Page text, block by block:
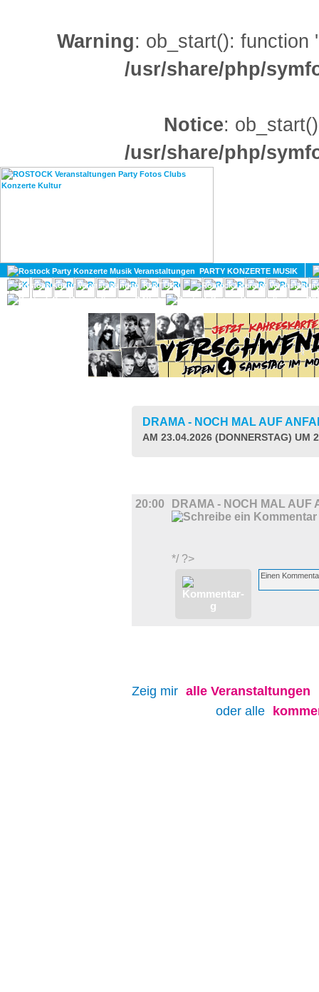
Warning: ob_start(): function
/usr/share/php/
Notice:
/usr/share/php/
PARTY KONZERTE MUSIK
KULTUR
GAY
DRAMA - NOCH MAL AUF
AM 23.04.2026 (DONNERSTAG) UM
20:00 DRAMA - NOCH MAL AUF
*/ ?>
Zeig mir alle Veranstaltungen
oder alle